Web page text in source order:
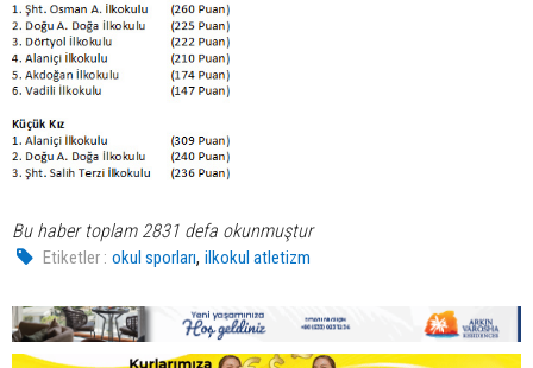
Bu haber toplam 2831 defa okunmuştur
Etiketler : okul sporları,ilkokul atletizm